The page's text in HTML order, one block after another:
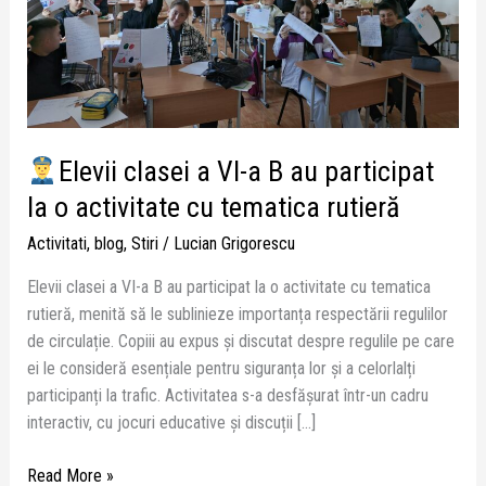
Elevii clasei a VI-a B au participat
la o activitate cu tematica rutieră
Activitati, blog, Stiri/ Lucian Grigorescu
Elevii clasei a VI-a B au participat la o activitate cu tematica
rutieră, menită să le sublinieze importanța respectării regulilor
de circulație. Copiii au expus și discutat despre regulile pe care
ei le consideră esențiale pentru siguranța lor și a celorlalți
participanți la trafic. Activitatea s-a desfășurat într-un cadru
interactiv, cu jocuri educative și discuții […]
au
participat
la
activitate
tematica
rutieră
Read More »